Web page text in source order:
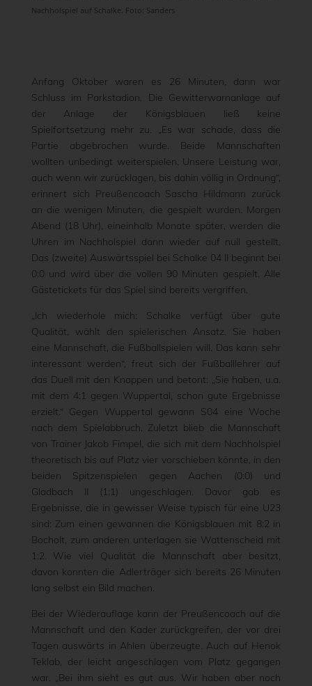
Nachholspiel auf Schalke. Foto: Sanders
Anfang Oktober waren es 26 Minuten, dann war
Schluss im Parkstadion. Die Gewitterwarnanlage auf
der Anlage der Königsblauen ließ keine
Spielfortsetzung mehr zu. „Es war schade, dass die
Partie abgebrochen wurde. Beide Mannschaften
wollten unbedingt weiterspielen. Unsere Leistung war,
auch wenn wir zurücklagen, bis dahin völlig in Ordnung“,
erinnert sich Preußencoach Sascha Hildmann zurück
an die wenigen Minuten, die gespielt wurden. Morgen
Abend (18 Uhr), eineinhalb Monate später, werden die
Uhren im Nachholspiel dann wieder auf null gestellt.
Das (zweite) Auswärtsspiel bei Schalke 04 II beginnt bei
0:0 und wird über die vollen 90 Minuten gespielt. Alle
Gästetickets für das Spiel sind bereits vergriffen.
„Ich wiederhole mich: Schalke verfügt über gute
Qualität, wählt den spielerischen Ansatz. Sie haben
eine Mannschaft, die Fußballspielen will. Das kann sehr
interessant werden“, freut sich der Fußballlehrer auf
das Duell mit den Knappen und betont: „Sie haben, u.a.
mit dem 4:1 gegen Wuppertal, schon gute Ergebnisse
erzielt.“ Gegen Wuppertal gewann S04 eine Woche
nach dem Spielabbruch. Zuletzt blieb die Mannschaft
von Trainer Jakob Fimpel, die sich mit dem Nachholspiel
theoretisch bis auf Platz vier vorschieben könnte, in den
beiden Spitzenspielen gegen Aachen (0:0) und
Gladbach II (1:1) ungeschlagen. Davor gab es
Ergebnisse, die in gewisser Weise typisch für eine U23
sind: Zum einen gewannen die Königsblauen mit 8:2 in
Bocholt, zum anderen unterlagen sie Wattenscheid mit
1:2. Wie viel Qualität die Mannschaft aber besitzt,
davon konnten die Adlerträger sich bereits 26 Minuten
lang selbst ein Bild machen.
Bei der Wiederauflage kann der Preußencoach auf die
Mannschaft und den Kader zurückgreifen, der vor drei
Tagen auswärts in Ahlen überzeugte. Auch auf Henok
Teklab, der leicht angeschlagen vom Platz gegangen
war. „Bei ihm sieht es gut aus. Wir haben aber noch